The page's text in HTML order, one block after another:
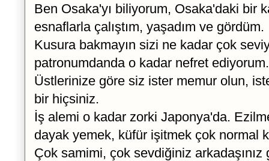
Ben Osaka'yı biliyorum, Osaka'daki bir
esnaflarla çalıştım, yaşadım ve gördüm.
Kusura bakmayın sizi ne kadar çok
patronumdanda o kadar nefret ediyorum.
Üstlerinize göre siz ister memur olun,
bir hiçsiniz.
İş alemi o kadar zorki Japonya'da.
dayak yemek, küfür işitmek çok normal
Çok samimi, çok sevdiğiniz